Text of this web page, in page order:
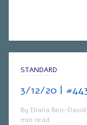
STANDARD
By Eliana Ben-David
min read